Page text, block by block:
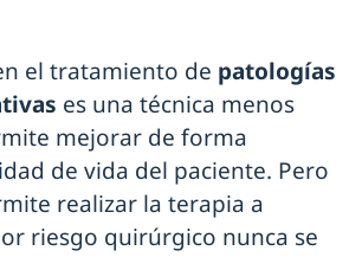
el tratamiento de patologías
es una técnica menos
mejorar de forma
de vida del paciente. Pero
realizar la terapia a
riesgo quirúrgico nunca se